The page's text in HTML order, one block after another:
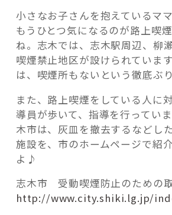
小さなお子さんを抱えているママ
もうひとつ気になるのが路上喫
ね。志木では、志木駅周辺、柳
喫煙禁止地区が設けられていま
は、喫煙所もないという徹底ぶ
また、路上喫煙をしている人に
導員が歩いて、指導を行ってい
木市は、灰皿を撤去するなどし
施設を、市のホームページで紹
よ♪
志木市 受動喫煙防止のための
http://www.city.shiki.lg.jp/